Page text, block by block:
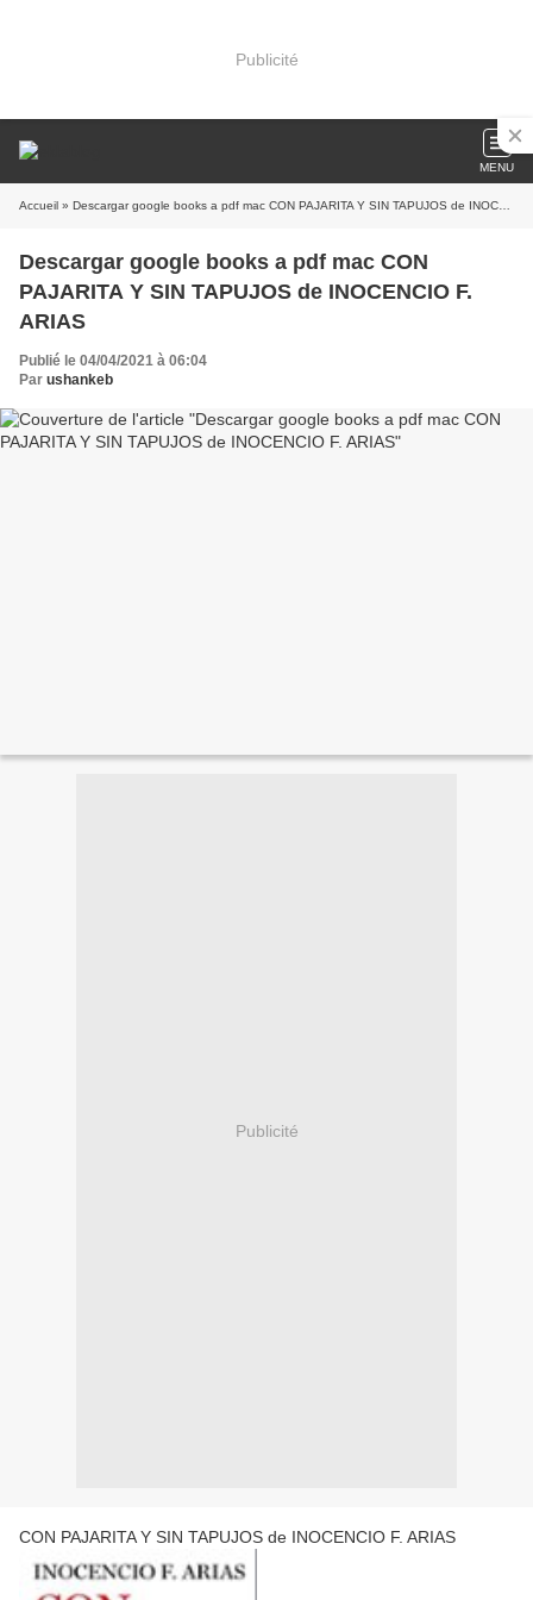
Publicité
MENU
Accueil » Descargar google books a pdf mac CON PAJARITA Y SIN TAPUJOS de INOCENCIO F. ARIAS
Descargar google books a pdf mac CON
PAJARITA Y SIN TAPUJOS de INOCENCIO F.
ARIAS
Publié le 04/04/2021 à 06:04
Par ushankeb
Publicité
CON PAJARITA Y SIN TAPUJOS de INOCENCIO F. ARIAS